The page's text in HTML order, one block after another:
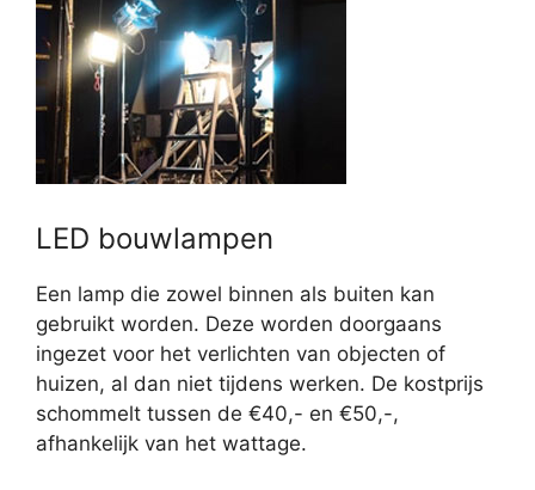
LED bouwlampen
Een lamp die zowel binnen als buiten kan
gebruikt worden. Deze worden doorgaans
ingezet voor het verlichten van objecten of
huizen, al dan niet tijdens werken. De kostprijs
schommelt tussen de €40,- en €50,-,
afhankelijk van het wattage.